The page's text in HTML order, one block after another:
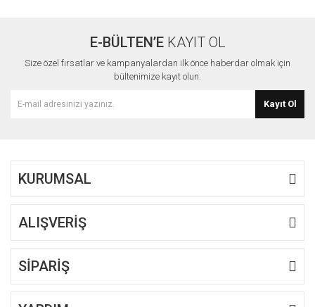
Yorum Yaz
Ürün açıklamasında eksik bilgiler bulunuyor.
Ürün fiyatı diğer sitelerden daha pahalı.
E-BÜLTEN’EKAYIT OL
Size özel fırsatlar ve kampanyalardan ilk önce haberdar olmak için
bültenimize kayıt olun.
Kayıt Ol
KURUMSAL
ALIŞVERİŞ
SİPARİŞ